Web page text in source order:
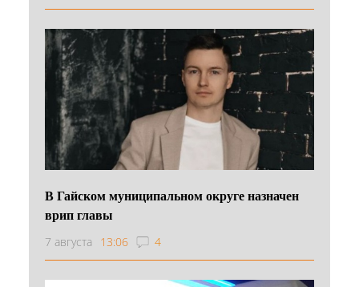
В Гайском муниципальном округе назначен
врип главы
7 августа 13:06 4